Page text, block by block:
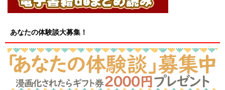
あなたの体験談大募集！